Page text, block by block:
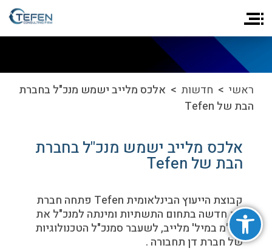
פתח סרגל נגישות
ראשי > חדשות > אלכס מלייב ישמש מנכ"ל בחברת
הבת של Tefen
אלכס מלייב ישמש מנכ"ל בחברת
הבת של Tefen
קבוצת הייעוץ הבינלאומית Tefen פתחה חברת
בת חדשה בתחום התשתיות ומינתה למנכ"ל את
אל"מ במיל' מלייב, לשעבר סמנכ"ל הטכנולוגיות
של חברת דן תחבורה .